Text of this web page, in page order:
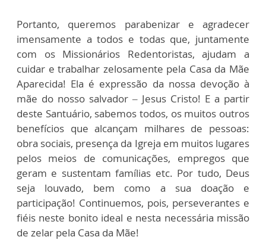
Portanto, queremos parabenizar e agradecer
imensamente a todos e todas que, juntamente
com os Missionários Redentoristas, ajudam a
cuidar e trabalhar zelosamente pela Casa da Mãe
Aparecida! Ela é expressão da nossa devoção à
mãe do nosso salvador – Jesus Cristo! E a partir
deste Santuário, sabemos todos, os muitos outros
benefícios que alcançam milhares de pessoas:
obra sociais, presença da Igreja em muitos lugares
pelos meios de comunicações, empregos que
geram e sustentam famílias etc. Por tudo, Deus
seja louvado, bem como a sua doação e
participação! Continuemos, pois, perseverantes e
fiéis neste bonito ideal e nesta necessária missão
de zelar pela Casa da Mãe!